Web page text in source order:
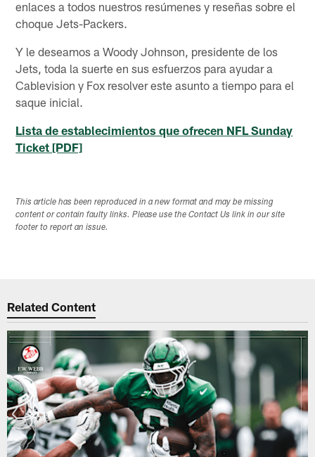
enlaces a todos nuestros resúmenes y reseñas sobre el
choque Jets-Packers.
Y le deseamos a Woody Johnson, presidente de los
Jets, toda la suerte en sus esfuerzos para ayudar a
Cablevision y Fox resolver este asunto a tiempo para el
saque inicial.
Lista de establecimientos que ofrecen NFL Sunday
Ticket [PDF]
This article has been reproduced in a new format and may be missing
content or contain faulty links. Please use the Contact Us link in our site
footer to report an issue.
Related Content